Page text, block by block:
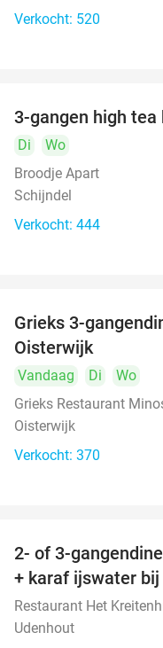
Verkocht: 520
3-gangen high
Di
Wo
Broodje Apart
Schijndel
Verkocht: 444
Grieks 3-
Oisterwijk
Vandaag Di
Wo
Grieks Restaurant
Oisterwijk
Verkocht: 370
2- of 3-
+ karaf ijswater
Restaurant Het
Udenhout